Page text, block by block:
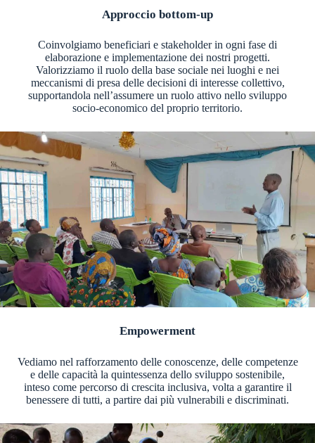
Approccio bottom-up
Coinvolgiamo beneficiari e stakeholder in ogni fase di
elaborazione e implementazione dei nostri progetti.
Valorizziamo il ruolo della base sociale nei luoghi e nei
meccanismi di presa delle decisioni di interesse collettivo,
supportandola nell’assumere un ruolo attivo nello sviluppo
socio-economico del proprio territorio.
Empowerment
Vediamo nel rafforzamento delle conoscenze, delle competenze
e delle capacità la quintessenza dello sviluppo sostenibile,
inteso come percorso di crescita inclusiva, volta a garantire il
benessere di tutti, a partire dai più vulnerabili e discriminati.